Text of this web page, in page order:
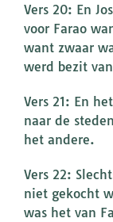
Vers 20: En
voor Farao
want zwaar
werd bezit
Vers 21: En
naar de
het andere.
Vers 22:
niet gekocht
was het van